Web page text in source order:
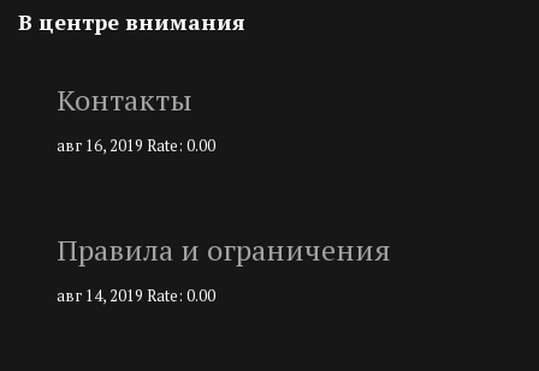
В центре внимания
Контакты
авг 16, 2019 Rate: 0.00
Правила и ограничения
авг 14, 2019 Rate: 0.00